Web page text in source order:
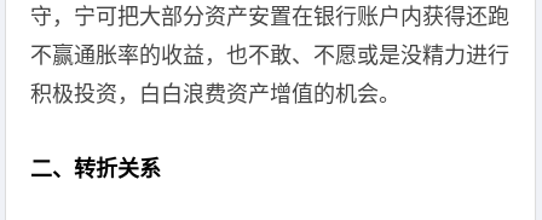
守，宁可把大部分资产安置在银行账户内获得还跑
不赢通胀率的收益，也不敢、不愿或是没精力进行
积极投资，白白浪费资产增值的机会。
二、转折关系